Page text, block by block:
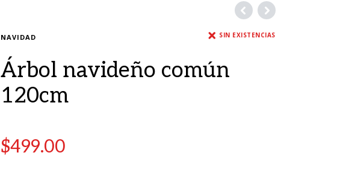
NAVIDAD SIN EXISTENCIAS
Árbol navideño común
120cm
$499.00